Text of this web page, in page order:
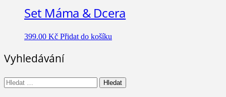
Set Máma & Dcera
399.00 Kč Přidat do košíku
Vyhledávání
Vyhledávání